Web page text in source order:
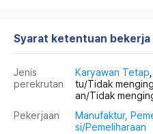
Syarat ketentuan bekerja
Jenis
perekrutan
Karyawan Tetap
tu/Tidak
an/Tidak
Pekerjaan
Manufaktur,
si/Pemeliharaan